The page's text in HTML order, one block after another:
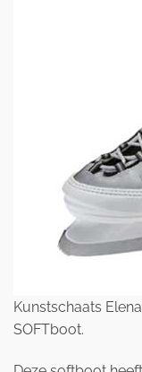
Kunstschaats
SOFTboot.